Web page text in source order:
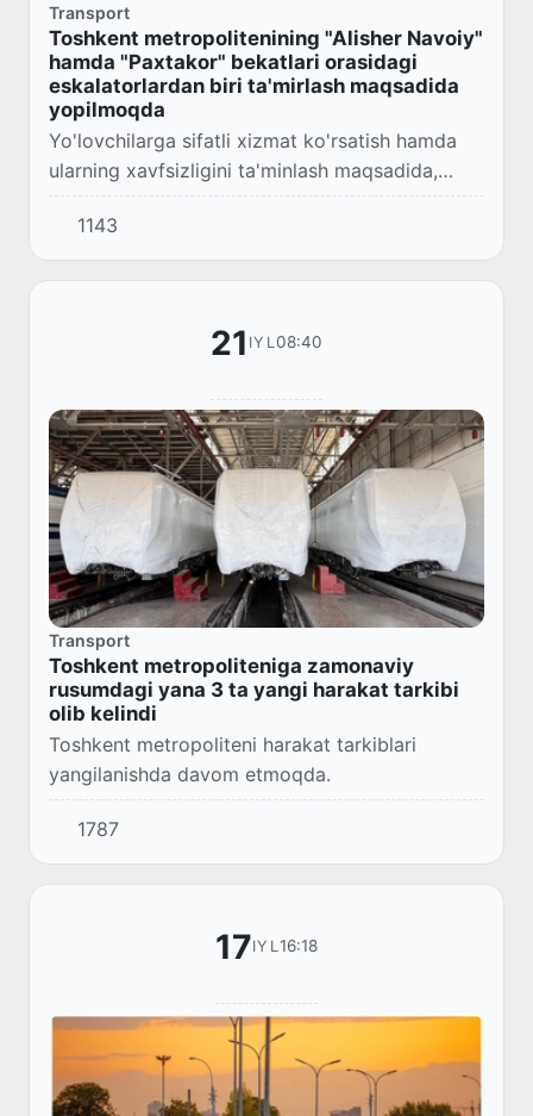
Transport
Toshkent metropolitenining "Alisher Navoiy"
hamda "Paxtakor" bekatlari orasidagi
eskalatorlardan biri ta'mirlash maqsadida
yopilmoqda
Yo'lovchilarga sifatli xizmat ko'rsatish hamda
ularning xavfsizligini ta'minlash maqsadida,
"Alisher Navoiy" bekatidan "Paxtakor" bekatiga
o'tish yo'lidagi 3-raqamli ЭТ-5М rusumli...
1143
21 IYL08:40
Transport
Toshkent metropoliteniga zamonaviy
rusumdagi yana 3 ta yangi harakat tarkibi
olib kelindi
Toshkent metropoliteni harakat tarkiblari
yangilanishda davom etmoqda.
1787
17IYL16:18